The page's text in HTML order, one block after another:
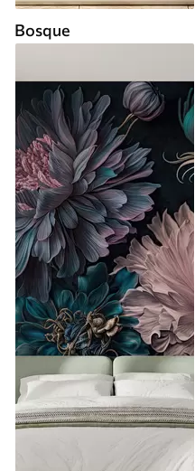
Bosque